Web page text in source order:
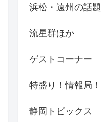
浜松・遠州の話題
流星群ほか
ゲストコーナー
特盛り！情報局！
静岡トピックス